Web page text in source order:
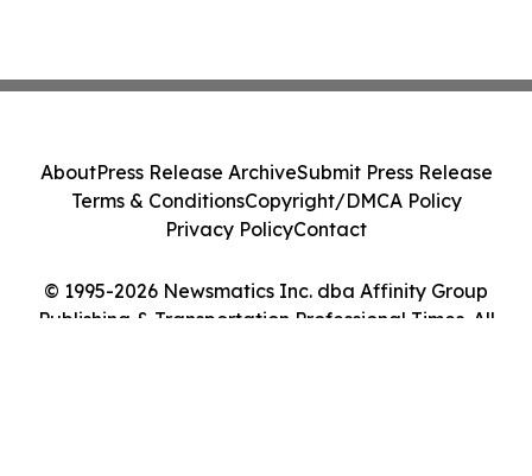
© 1995-2026 Newsmatics Inc. dba Affinity Group
Publishing & Transportation Professional Times. All
AboutPress Release ArchiveSubmit Press Release
Terms & ConditionsCopyright/DMCA Policy
Privacy PolicyContact